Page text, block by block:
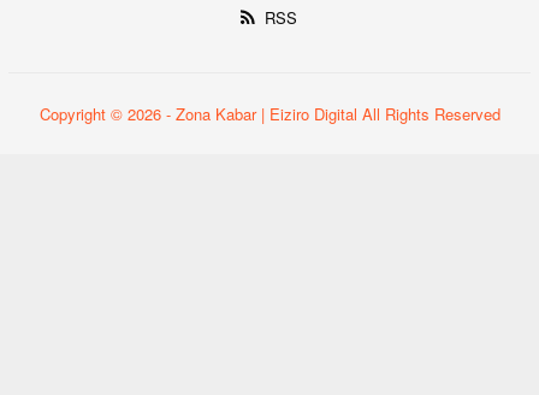
RSS
Copyright © 2026 - Zona Kabar | Eiziro Digital All Rights Reserved